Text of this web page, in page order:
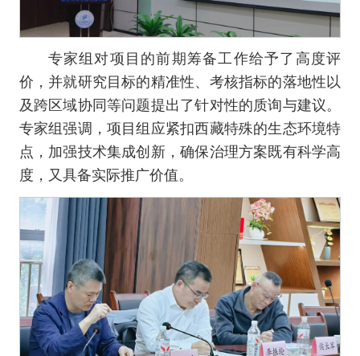
专家组对项目的前期筹备工作给予了高度评
价，并就研究目标的精准性、考核指标的落地性以
及跨区域协同等问题提出了针对性的质询与建议。
专家组强调，项目组应紧扣西藏特殊的生态环境特
点，加强技术集成创新，确保治理方案既有科学高
度，又具备实际推广价值。